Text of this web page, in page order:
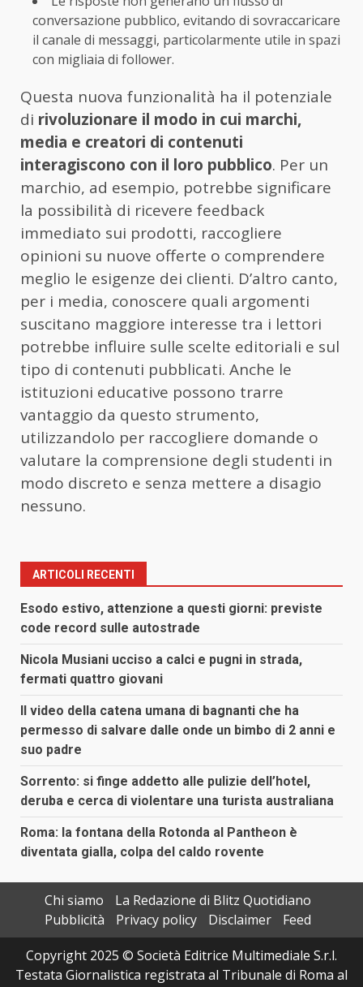
conversazione pubblico, evitando di sovraccaricare
il canale di messaggi, particolarmente utile in spazi
con migliaia di follower.
Questa nuova funzionalità ha il potenziale
di rivoluzionare il modo in cui marchi,
media e creatori di contenuti
interagiscono con il loro pubblico. Per un
marchio, ad esempio, potrebbe significare
la possibilità di ricevere feedback
immediato sui prodotti, raccogliere
opinioni su nuove offerte o comprendere
meglio le esigenze dei clienti. D’altro canto,
per i media, conoscere quali argomenti
suscitano maggiore interesse tra i lettori
potrebbe influire sulle scelte editoriali e sul
tipo di contenuti pubblicati. Anche le
istituzioni educative possono trarre
vantaggio da questo strumento,
utilizzandolo per raccogliere domande o
valutare la comprensione degli studenti in
modo discreto e senza mettere a disagio
nessuno.
ARTICOLI RECENTI
Esodo estivo, attenzione a questi giorni: previste
code record sulle autostrade
Nicola Musiani ucciso a calci e pugni in strada,
fermati quattro giovani
Il video della catena umana di bagnanti che ha
permesso di salvare dalle onde un bimbo di 2 anni e
suo padre
Sorrento: si finge addetto alle pulizie dell’hotel,
deruba e cerca di violentare una turista australiana
Roma: la fontana della Rotonda al Pantheon è
diventata gialla, colpa del caldo rovente
Chi siamo
La Redazione di Blitz Quotidiano
Pubblicità
Privacy policy Disclaimer
Feed
Copyright 2025 © Società Editrice Multimediale S.r.l.
Testata Giornalistica registrata al Tribunale di Roma al